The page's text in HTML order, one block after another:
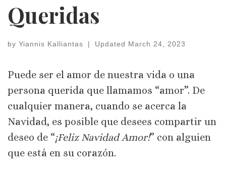
Queridas
by Yiannis Kalliantas | Updated March 24, 2023
Puede ser el amor de nuestra vida o una
persona querida que llamamos “amor”. De
cualquier manera, cuando se acerca la
Navidad, es posible que desees compartir un
deseo de “¡Feliz Navidad Amor!” con alguien
que está en su corazón.